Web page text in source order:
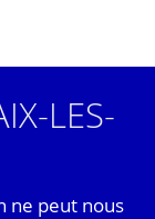
LES-
ne peut nous